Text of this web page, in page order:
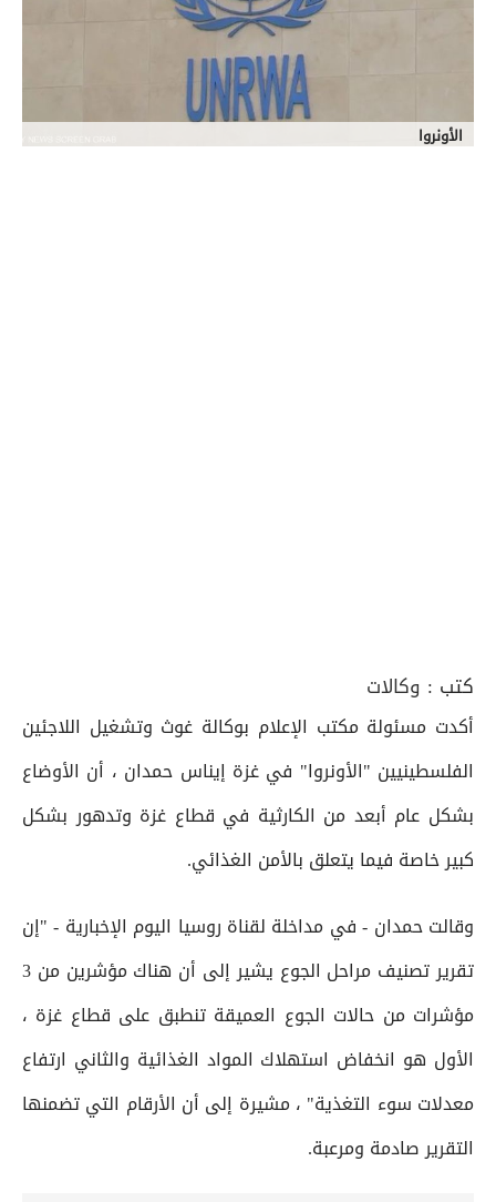
الأونروا
كتب : وكالات
أكدت مسئولة مكتب الإعلام بوكالة غوث وتشغيل اللاجئين
الفلسطينيين "الأونروا" في غزة إيناس حمدان ، أن الأوضاع
بشكل عام أبعد من الكارثية في قطاع غزة وتدهور بشكل
كبير خاصة فيما يتعلق بالأمن الغذائي.
وقالت حمدان - في مداخلة لقناة روسيا اليوم الإخبارية - "إن
تقرير تصنيف مراحل الجوع يشير إلى أن هناك مؤشرين من 3
مؤشرات من حالات الجوع العميقة تنطبق على قطاع غزة ،
الأول هو انخفاض استهلاك المواد الغذائية والثاني ارتفاع
معدلات سوء التغذية" ، مشيرة إلى أن الأرقام التي تضمنها
التقرير صادمة ومرعبة.